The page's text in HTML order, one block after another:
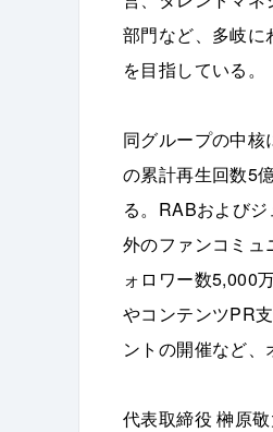
部門など、多岐に
を目指している。
同グループの中
の累計再生回数5
る。RABおよび
外のファンコミュ
ォロワー数5,000
やコンテンツPR
ントの開催など、
代表取締役 榊原